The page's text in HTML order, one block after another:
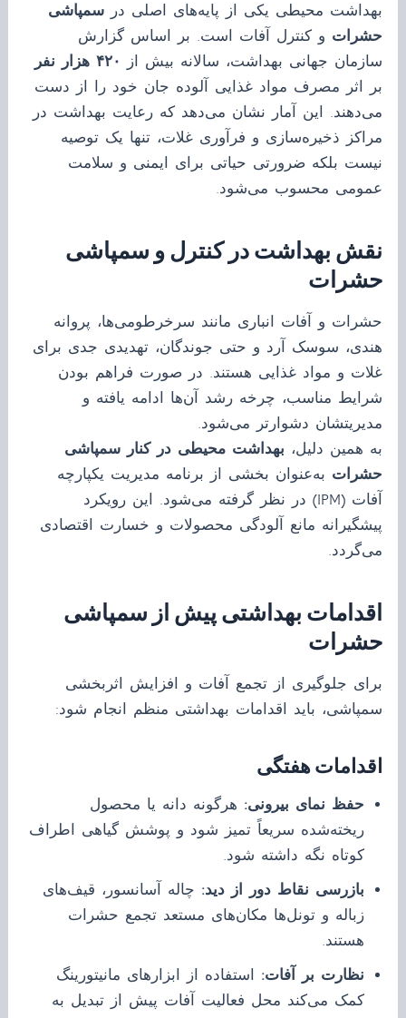
بهداشت محیطی یکی از پایه‌های اصلی درسمپاشی
حشرات و کنترل آفات است. بر اساس گزارش
سازمان جهانی بهداشت، سالانه بیش از ۴۲۰ هزار نفر
بر اثر مصرف مواد غذایی آلوده جان خود را از دست
می‌دهند. این آمار نشان می‌دهد که رعایت بهداشت در
مراکز ذخیره‌سازی و فرآوری غلات، تنها یک توصیه
نیست بلکه ضرورتی حیاتی برای ایمنی و سلامت
عمومی محسوب می‌شود.
نقش بهداشت در کنترل و سمپاشی
حشرات
حشرات و آفات انباری مانند سرخرطومی‌ها، پروانه
هندی، سوسک آرد و حتی جوندگان، تهدیدی جدی برای
غلات و مواد غذایی هستند. در صورت فراهم بودن
شرایط مناسب، چرخه رشد آن‌ها ادامه یافته و
مدیریتشان دشوارتر می‌شود.
به همین دلیل، بهداشت محیطی در کنار سمپاشی
حشرات به‌عنوان بخشی از برنامه مدیریت یکپارچه
آفات (IPM) در نظر گرفته می‌شود. این رویکرد
پیشگیرانه مانع آلودگی محصولات و خسارت اقتصادی
می‌گردد.
اقدامات بهداشتی پیش از سمپاشی
حشرات
برای جلوگیری از تجمع آفات و افزایش اثربخشی
سمپاشی، باید اقدامات بهداشتی منظم انجام شود:
اقدامات هفتگی
حفظ نمای بیرونی: هرگونه دانه یا محصول
ریخته‌شده سریعاً تمیز شود و پوشش گیاهی اطراف
کوتاه نگه داشته شود.
بازرسی نقاط دور از دید: چاله آسانسور، قیف‌های
زباله و تونل‌ها مکان‌های مستعد تجمع حشرات
هستند.
نظارت بر آفات: استفاده از ابزارهای مانیتورینگ
کمک می‌کند محل فعالیت آفات پیش از تبدیل به